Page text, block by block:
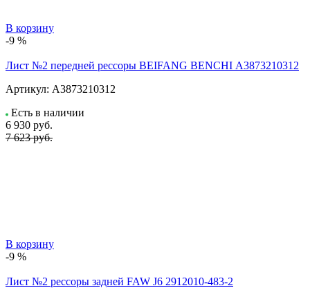
В корзину
-9 %
Лист №2 передней рессоры BEIFANG BENCHI А3873210312
Артикул: А3873210312
Есть в наличии
6 930 руб.
7 623 руб.
В корзину
-9 %
Лист №2 рессоры задней FAW J6 2912010-483-2